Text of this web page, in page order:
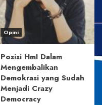
Opini
Posisi HmI Dalam
Mengembalikan
Demokrasi yang Sudah
Menjadi Crazy
Democracy